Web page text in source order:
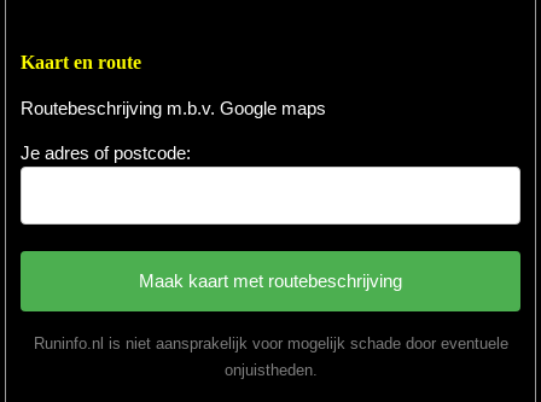
Kaart en route
Routebeschrijving m.b.v. Google maps
Je adres of postcode:
Runinfo.nl is niet aansprakelijk voor mogelijk schade door eventuele
onjuistheden.